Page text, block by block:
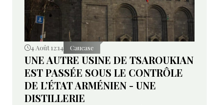
4 Août 12:14 Caucase
UNE AUTRE USINE DE TSAROUKIAN
EST PASSÉE SOUS LE CONTRÔLE
DE L’ÉTAT ARMÉNIEN - UNE
DISTILLERIE